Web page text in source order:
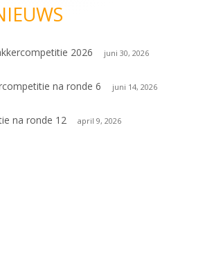
2026 juni 30, 2026
na ronde 6 juni 14, 2026
na ronde 12 april 9, 2026